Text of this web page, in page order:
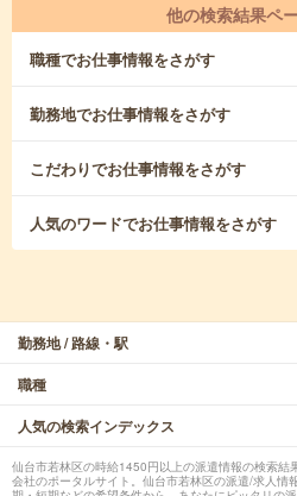
他の検索結果ペ
職種でお仕事情報をさがす
勤務地でお仕事情報をさがす
こだわりでお仕事情報をさがす
人気のワードでお仕事情報をさがす
勤務地 / 路線・駅
職種
人気の検索インデックス
仙台市若林区の時給1450円以上の派遣情報の検索結
会社のポータルサイト。仙台市若林区の派遣/求人情